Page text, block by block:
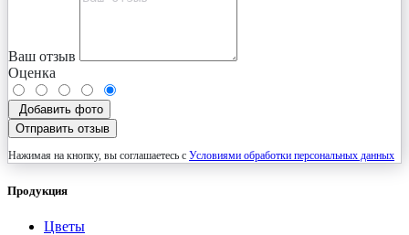
Ваш отзыв
Оценка
Добавить фото
Отправить отзыв
Нажимая на кнопку, вы соглашаетесь с Условиями обработки персональных данных
Продукция
Цветы